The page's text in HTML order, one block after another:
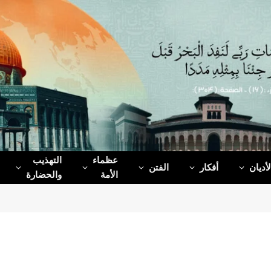
أفكار الفتن
عظماء‌
الأمة
التهذيب
والحضارة